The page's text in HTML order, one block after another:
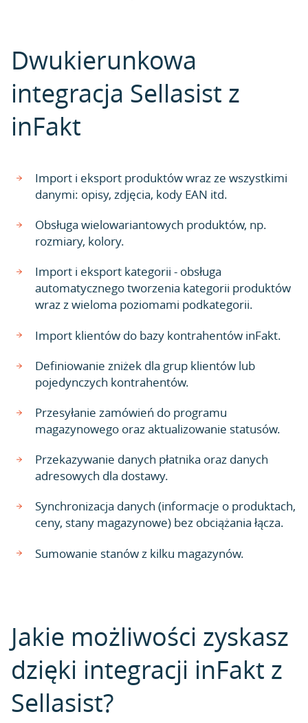
Dwukierunkowa
integracja Sellasist z
inFakt
Import i eksport produktów wraz ze wszystkimi
danymi: opisy, zdjęcia, kody EAN itd.
Obsługa wielowariantowych produktów, np.
rozmiary, kolory.
Import i eksport kategorii - obsługa
automatycznego tworzenia kategorii produktów
wraz z wieloma poziomami podkategorii.
Import klientów do bazy kontrahentów inFakt.
Definiowanie zniżek dla grup klientów lub
pojedynczych kontrahentów.
Przesyłanie zamówień do programu
magazynowego oraz aktualizowanie statusów.
Przekazywanie danych płatnika oraz danych
adresowych dla dostawy.
Synchronizacja danych (informacje o produktach,
ceny, stany magazynowe) bez obciążania łącza.
Sumowanie stanów z kilku magazynów.
Jakie możliwości zyskasz
dzięki integracji inFakt z
Sellasist?